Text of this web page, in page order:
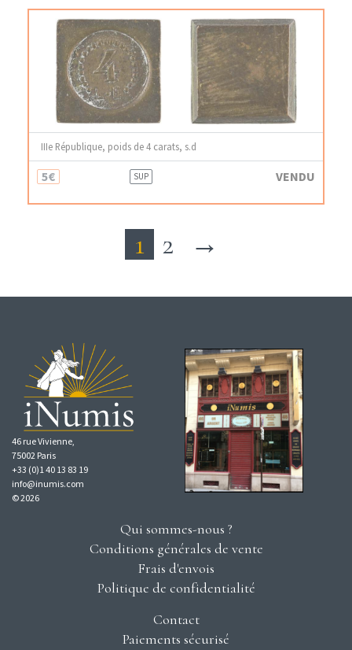
IIIe République, poids de 4 carats, s.d
5€ SUP VENDU
1 2 →
46 rue Vivienne,
75002 Paris
+33 (0)1 40 13 83 19
info@inumis.com
© 2026
Qui sommes-nous ?
Conditions générales de vente
Frais d'envois
Politique de confidentialité
Contact
Paiements sécurisé